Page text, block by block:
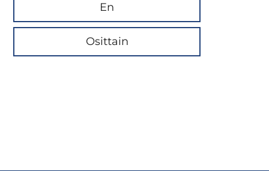
En
Osittain